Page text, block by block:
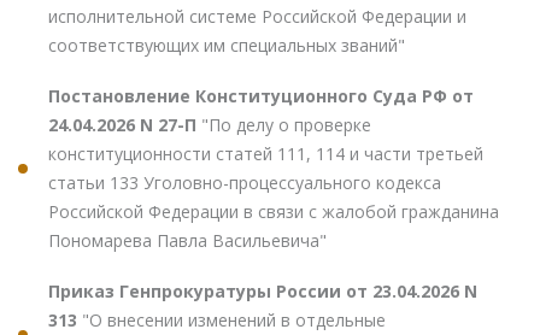
исполнительной системе Российской Федерации и
соответствующих им специальных званий"
Постановление Конституционного Суда РФ от
24.04.2026 N 27-П "По делу о проверке
конституционности статей 111, 114 и части третьей
статьи 133 Уголовно-процессуального кодекса
Российской Федерации в связи с жалобой гражданина
Пономарева Павла Васильевича"
Приказ Генпрокуратуры России от 23.04.2026 N
313 "О внесении изменений в отдельные